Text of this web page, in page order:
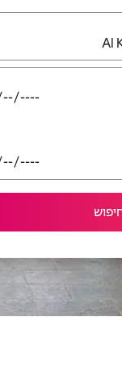
יש לנווט עם מקשי